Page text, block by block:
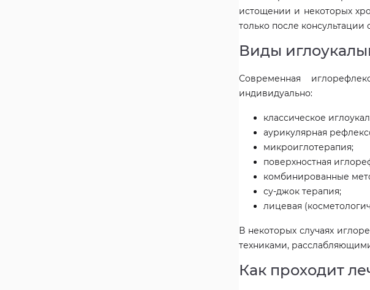
истощении и некоторых
только после консультации
Виды
Современная
индивидуально:
классическое
аурикулярная
микроиглотерапия;
поверхностная
комбинированные
су-джок терапия;
лицевая
В некоторых случаях
техниками,
Как проходит